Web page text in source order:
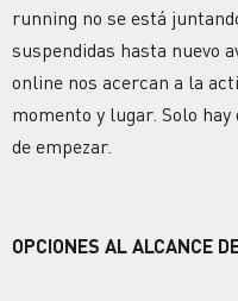
running no se está
suspendidas hasta nuevo
online nos acercan a la
momento y lugar. Solo
de empezar.
OPCIONES AL ALCANCE